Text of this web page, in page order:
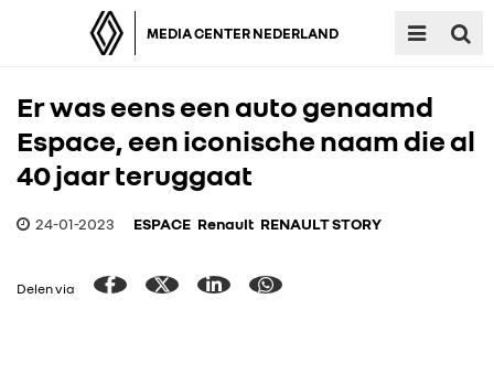
MEDIA CENTER NEDERLAND
Er was eens een auto genaamd
Espace, een iconische naam die al
40 jaar teruggaat
24-01-2023 ESPACE Renault RENAULT STORY
Delen via